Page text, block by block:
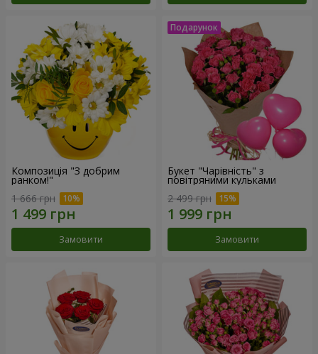
Композиція "З добрим
ранком!"
1 666 грн
Замовити
Букет "Чарівність" з
повітряними кульками
2 499 грн
Замовити